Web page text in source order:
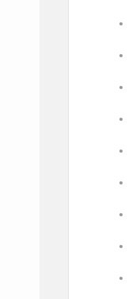
·
·
·
·
·
·
·
·
·